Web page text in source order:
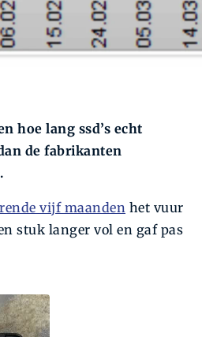
hoe lang ssd’s echt
de fabrikanten
vijf maanden het vuur
stuk langer vol en gaf pas